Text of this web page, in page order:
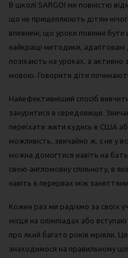
В школі SARGOI ми повністю
що не прищеплюють дітям
впевнені, що уроки повинні
найкращі методики, адаптовані
позіхають на уроках, а активно
мовою. Говорити діти
Найефективніший спосіб
зануритися в середовище.
переїхати жити кудись в США
можливість, звичайно ж, є не у
можна домогтися навіть на
свою англомовну спільноту, в
навіть в перервах між
Кожен раз ми радіємо за своїх
місця на олімпіадах або
про який багато років мріяли.
знаходимося на правильному